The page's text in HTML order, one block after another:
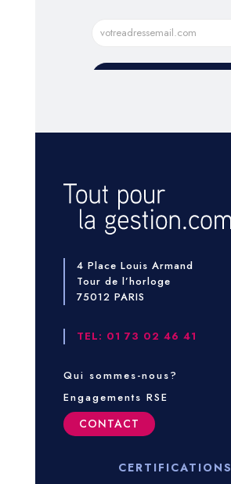
4 Place Louis Armand
Tour de l’horloge
75012 PARIS
TEL: 01 73 02 46 41
Qui sommes-nous?
Engagements RSE
CONTACT
CERTIFICATIONS